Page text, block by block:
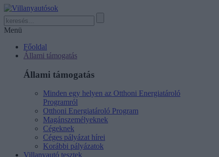
Menü
Főoldal
Állami támogatás
Állami támogatás
Minden egy helyen az Otthoni Energiatároló
Programról
Otthoni Energiatároló Program
Magánszemélyeknek
Cégeknek
Céges pályázat hírei
Korábbi pályázatok
Villanyautó tesztek